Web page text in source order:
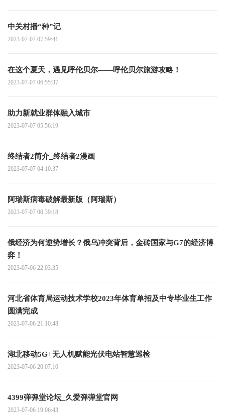
中关村播“种”记
2023-07-07 07:59:41
在这个夏天，遇见呼伦贝尔——呼伦贝尔旅游攻略！
2023-07-07 06:55:37
助力新就业群体融入城市
2023-07-07 05:56:19
终结者2简介_终结者2漫画
2023-07-07 04:10:37
阿瑞斯病毒破解最新版（阿瑞斯）
2023-07-07 00:39:18
俄经济为何逆势增长？俄乌冲突背后，金砖国家与G7的经济博
弈！
2023-07-06 22:03:35
河北省体育局运动技术学校2023年体育单招及中专毕业生工作
圆满完成
2023-07-06 21:10:48
湖北移动5G+无人机赋能光伏电站智慧巡检
2023-07-06 20:07:10
4399弹弹堂论坛_久爱弹弹堂官网
2023-07-06 19:06:43